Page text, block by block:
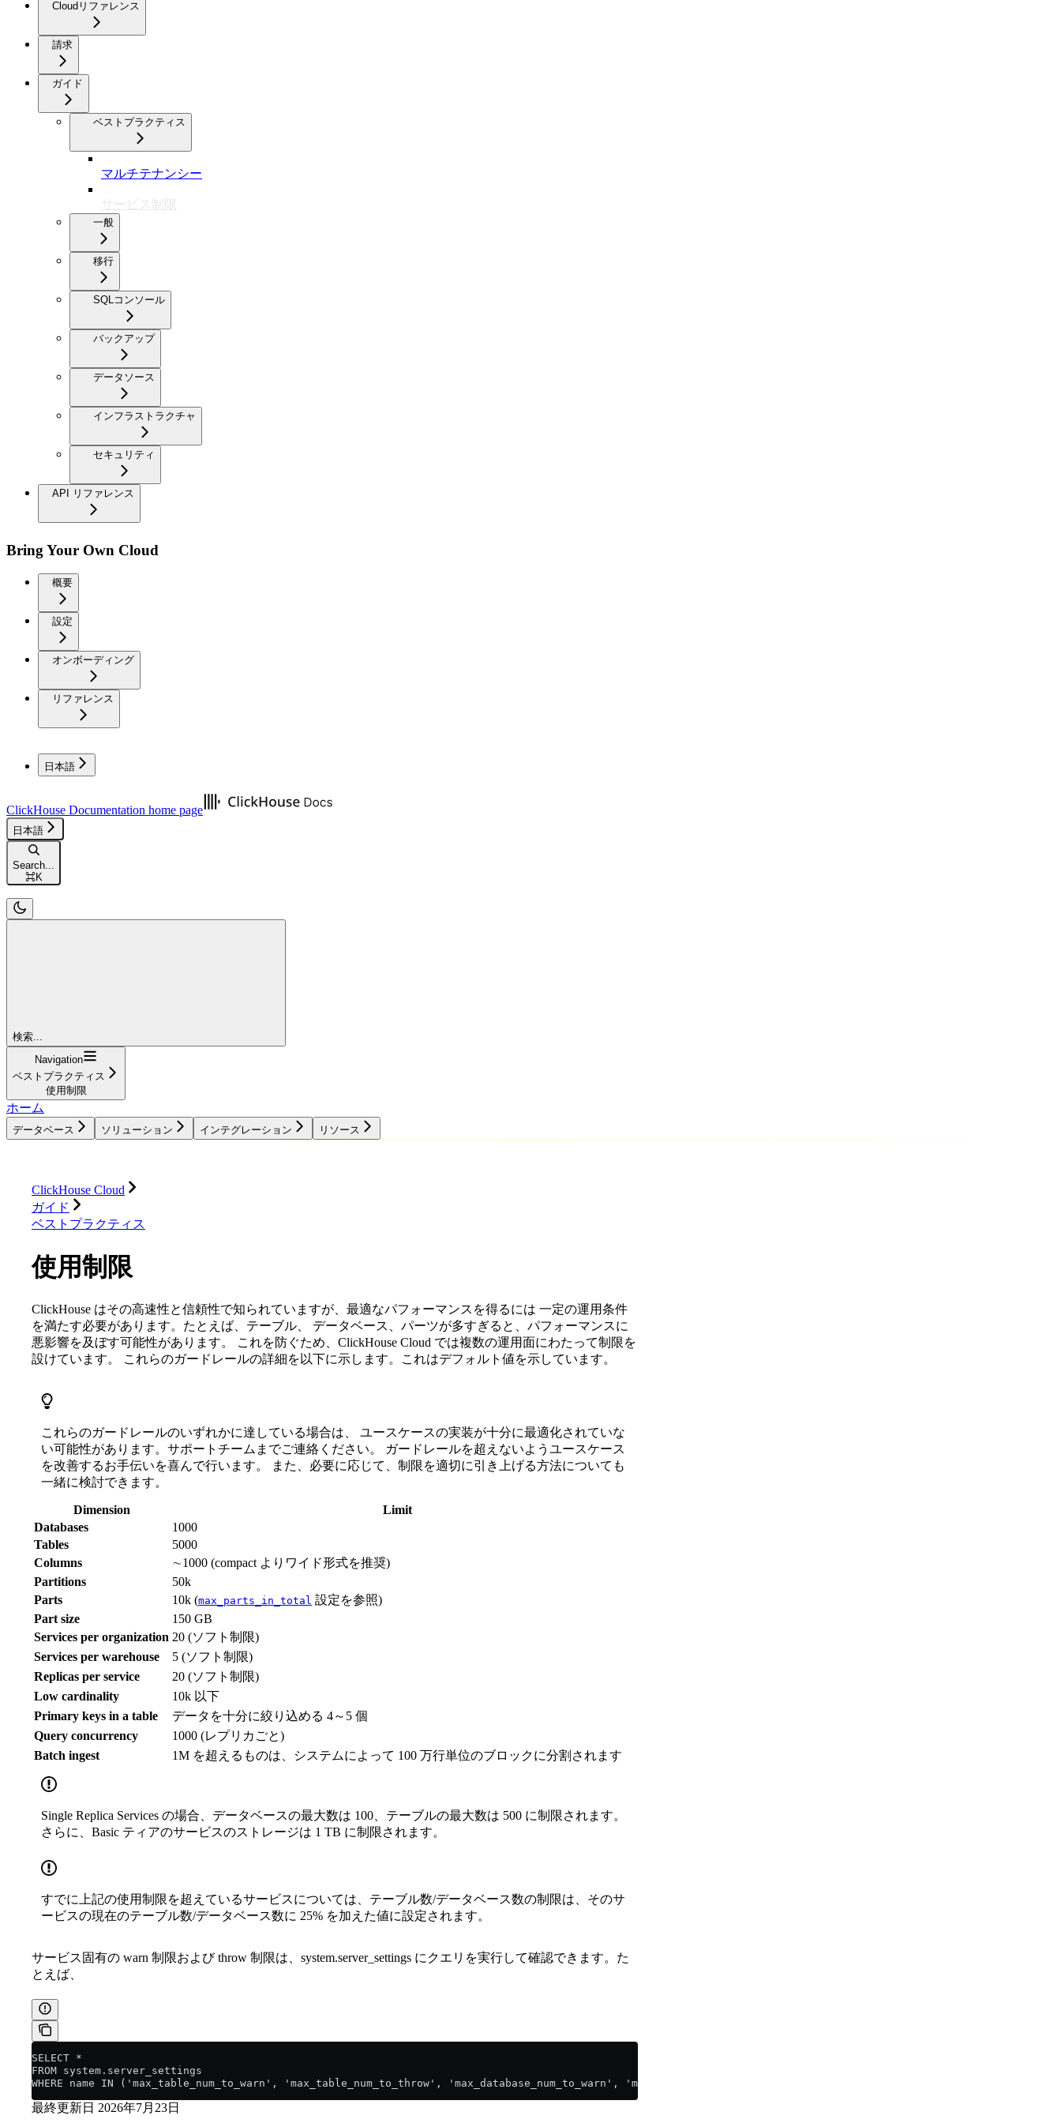
Cloudリファレンス
請求
ガイド
ベストプラクティス
マルチテナンシー
サービス制限
一般
移行
SQLコンソール
バックアップ
データソース
インフラストラクチャ
セキュリティ
API リファレンス
Bring Your Own Cloud
概要
設定
オンボーディング
リファレンス
日本語
ClickHouse Documentation home page
日本語
Search...
⌘K
検索...
Navigation
ベストプラクティス
使用制限
ホーム
データベース ソリューション インテグレーション リソース
ClickHouse Cloud
ガイド
ベストプラクティス
使用制限
ClickHouse はその高速性と信頼性で知られていますが、最適なパフォーマンスを得るには 一定の運用条件
を満たす必要があります。たとえば、テーブル、 データベース、パーツが多すぎると、パフォーマンスに
悪影響を及ぼす可能性があります。 これを防ぐため、ClickHouse Cloud では複数の運用面にわたって制限を
設けています。 これらのガードレールの詳細を以下に示します。これはデフォルト値を示しています。
これらのガードレールのいずれかに達している場合は、 ユースケースの実装が十分に最適化されていな
い可能性があります。サポートチームまでご連絡ください。 ガードレールを超えないようユースケース
を改善するお手伝いを喜んで行います。 また、必要に応じて、制限を適切に引き上げる方法についても
一緒に検討できます。
Dimension
Limit
Databases
1000
Tables
5000
Columns
∼1000 (compact よりワイド形式を推奨)
Partitions
50k
Parts
10k (max_parts_in_total 設定を参照)
Part size
150 GB
Services per organization 20 (ソフト制限)
Services per warehouse
5 (ソフト制限)
Replicas per service
20 (ソフト制限)
Low cardinality
10k 以下
Primary keys in a table
データを十分に絞り込める 4～5 個
Query concurrency
1000 (レプリカごと)
Batch ingest
1M を超えるものは、システムによって 100 万行単位のブロックに分割されます
Single Replica Services の場合、データベースの最大数は 100、テーブルの最大数は 500 に制限されます。
さらに、Basic ティアのサービスのストレージは 1 TB に制限されます。
すでに上記の使用制限を超えているサービスについては、テーブル数/データベース数の制限は、そのサ
ービスの現在のテーブル数/データベース数に 25% を加えた値に設定されます。
サービス固有の warn 制限および throw 制限は、system.server_settings にクエリを実行して確認できます。た
とえば、
SELECT *
FROM system.server_settings
WHERE name IN ('max_table_num_to_warn', 'max_table_num_to_throw', 'max_database_num_to_warn', 'max_database_num_to_throw')
最終更新日 2026年7月23日